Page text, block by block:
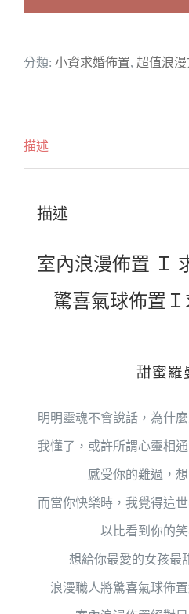
史
分類: 小資求婚佈置, 超值浪
描述
描述
室內浪漫佈置 Ｉ
驚喜氣球佈置
甜蜜羅
明明靈魂不會說話，為什
我懂了，或許所謂心靈相通
感受你的難過，
而當你快樂時，我覺得這
以比看到你的
想給你最愛的女孩最
浪漫職人將驚喜氣球佈